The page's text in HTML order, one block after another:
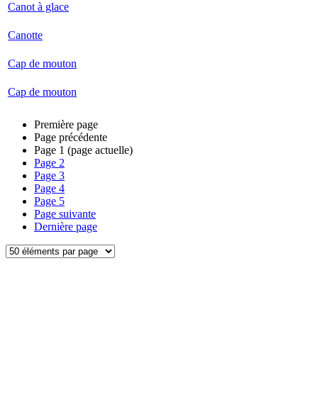
Canot à glace
Canotte
Cap de mouton
Cap de mouton
Première page
Page précédente
Page 1 (page actuelle)
Page 2
Page 3
Page 4
Page 5
Page suivante
Dernière page